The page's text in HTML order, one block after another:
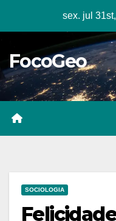
sex. jul
FocoGeo
SOCIOLOGIA